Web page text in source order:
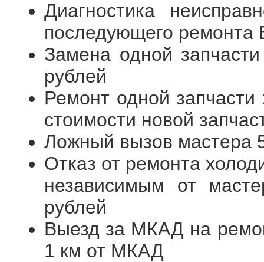
Диагностика
последующего
Замена одной
рублей
Ремонт одной запчасти
стоимости новой
Ложный вызов мастера
Отказ от ремонта
независимым от
рублей
Выезд за МКАД на
1 км от МКАД